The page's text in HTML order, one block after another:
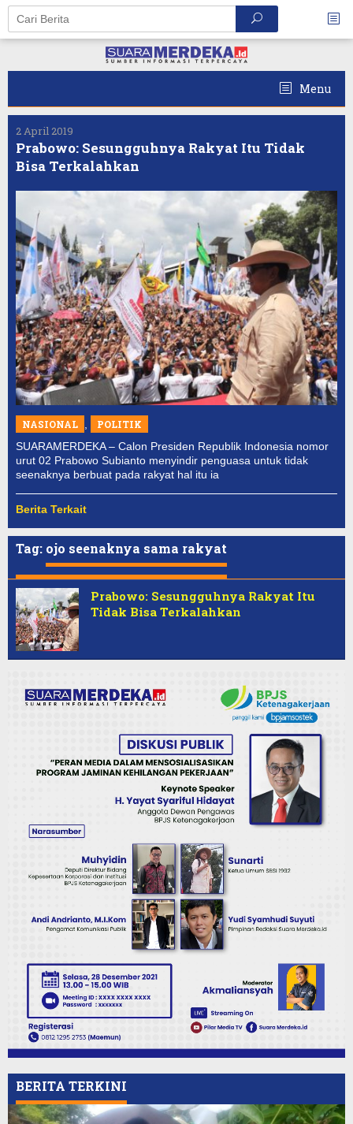
Skip
content
Menu
2 April 2019
Prabowo: Sesungguhnya Rakyat Itu Tidak
Bisa Terkalahkan
NASIONAL ,
POLITIK
SUARAMERDEKA – Calon Presiden Republik Indonesia nomor
urut 02 Prabowo Subianto menyindir penguasa untuk tidak
seenaknya berbuat pada rakyat hal itu ia
Berita Terkait
Tag: ojo seenaknya sama rakyat
Prabowo: Sesungguhnya Rakyat Itu
Tidak Bisa Terkalahkan
BERITA TERKINI